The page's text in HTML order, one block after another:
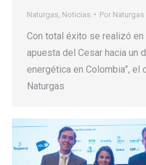
Naturgas Noticias Por Naturgas
Con total éxito se realizó en
apuesta del Cesar hacia un
energética en Colombia”, el
Naturgas